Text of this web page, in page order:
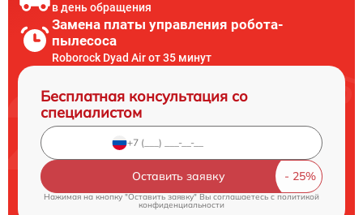
в день обращения
Замена платы управления робота-
пылесоса
Roborock Dyad Air от 35 минут
Бесплатная консультация со
специалистом
Оставить заявку
Нажимая на кнопку "Оставить заявку" Вы соглашаетесь cполитикой
конфиденциальности